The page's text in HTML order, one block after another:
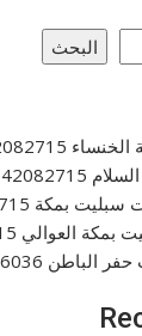
البحث
0542082715
0542082715
0547966036